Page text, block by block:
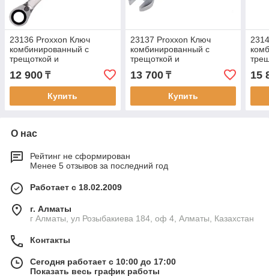
23136 Proxxon Ключ
комбинированный с
трещоткой и
переключателем, 14 мм
12 900 ₸
Купить
23137 Proxxon Ключ
комбинированный с
трещоткой и
переключателем, 15 мм
13 700₸
Купить
15
О нас
Рейтинг не сформирован
Менее 5 отзывов за последний год
Работает с 18.02.2009
г. Алматы
г Алматы, ул Розыбакиева 184, оф 4, Алматы, Казахстан
Контакты
Сегодня работает с 10:00 до 17:00
Показать весь график работы